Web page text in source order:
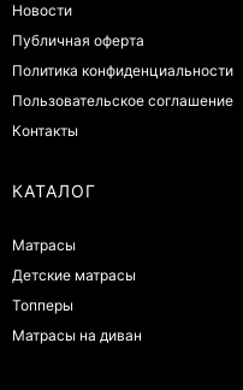
Новости
Публичная оферта
Политика конфиденциальности
Пользовательское соглашение
Контакты
КАТАЛОГ
Матрасы
Детские матрасы
Топперы
Матрасы на диван